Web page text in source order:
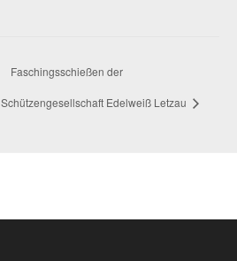
Faschingsschießen der
Schützengesellschaft Edelweiß Letzau